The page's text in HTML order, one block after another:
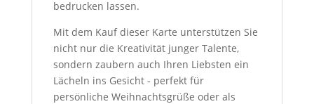
bedrucken lassen.
Mit dem Kauf dieser Karte unterstützen Sie
nicht nur die Kreativität junger Talente,
sondern zaubern auch Ihren Liebsten ein
Lächeln ins Gesicht - perfekt für
persönliche Weihnachtsgrüße oder als